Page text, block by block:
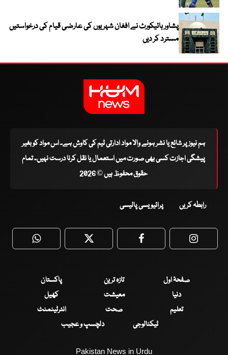
پشاور ہائیکورٹ نے افغان شہریوں کی عارضی قیام کی درخواستیں
مسترد کر دیں
ہم نیوز پر شائع یا نشر ہونے والا مواد ادارتی ٹیم کی کاوش ہے۔ اس مواد کو بغیر
پیشگی اجازت کسی بھی صورت میں استعمال یا نقل کرنا درست نہیں۔ تمام
حقوق محفوظ ہیں © 2026
رابطہ کریں پرائیویسی پالیسی
WhatsApp Twitter Facebook
صفحۂ اول تازہ ترین
پاکستان
دنیا
معیشت
کھیل
تعلیم
صحت
انٹرٹینمنٹ
ٹیکنالوجی
دلچسپ و عجیب
Pakistan News in Urdu